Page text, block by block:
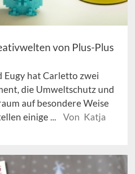
von Plus-Plus
Eugy hat Carletto zwei
die Umweltschutz und
auf besondere Weise
einige ...
Von Katja